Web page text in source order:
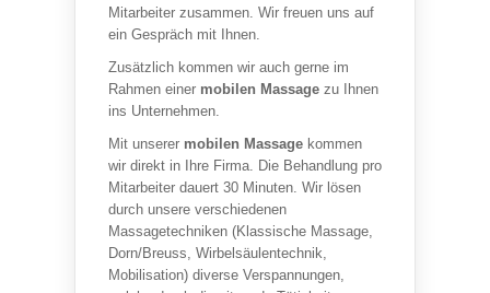
Mitarbeiter zusammen. Wir freuen uns auf
ein Gespräch mit Ihnen.
Zusätzlich kommen wir auch gerne im
Rahmen einer mobilen Massage zu Ihnen
ins Unternehmen.
Mit unserer mobilen Massage kommen
wir direkt in Ihre Firma. Die Behandlung pro
Mitarbeiter dauert 30 Minuten. Wir lösen
durch unsere verschiedenen
Massagetechniken (Klassische Massage,
Dorn/Breuss, Wirbelsäulentechnik,
Mobilisation) diverse Verspannungen,